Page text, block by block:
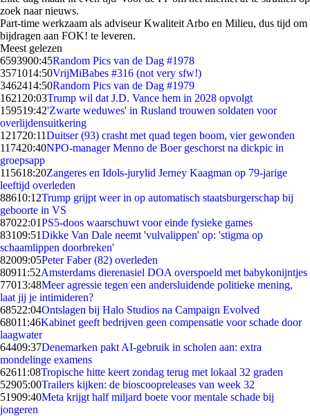
zoek naar nieuws.
Part-time werkzaam als adviseur Kwaliteit Arbo en Milieu, dus tijd om
bijdragen aan FOK! te leveren.
Meest gelezen
6593900:45Random Pics van de Dag #1978
3571014:50VrijMiBabes #316 (not very sfw!)
3462414:50Random Pics van de Dag #1979
1621 20:03Trump wil dat J.D. Vance hem in 2028 opvolgt
159519:42'Zwarte weduwes' in Rusland trouwen soldaten voor
overlijdensuitkering
121720:11Duitser (93) crasht met quad tegen boom, vier gewonden
117420:40NPO-manager Menno de Boer geschorst na dickpic in
groepsapp
115618:20Zangeres en Idols-jurylid Jerney Kaagman op 79-jarige
leeftijd overleden
88610:12Trump grijpt weer in op automatisch staatsburgerschap bij
geboorte in VS
87022:01PS5-doos waarschuwt voor einde fysieke games
83109:51Dikke Van Dale neemt 'vulvalippen' op: 'stigma op
schaamlippen doorbreken'
82009:05Peter Faber (82) overleden
80911:52Amsterdams dierenasiel DOA overspoeld met babykonijntjes
77013:48Meer agressie tegen een andersluidende politieke mening,
laat jij je intimideren?
68522:04Ontslagen bij Halo Studios na Campaign Evolved
68011:46Kabinet geeft bedrijven geen compensatie voor schade door
laagwater
64409:37Denemarken pakt AI-gebruik in scholen aan: extra
mondelinge examens
62611:08Tropische hitte keert zondag terug met lokaal 32 graden
52905:00Trailers kijken: de bioscoopreleases van week 32
51909:40Meta krijgt half miljard boete voor mentale schade bij
jongeren